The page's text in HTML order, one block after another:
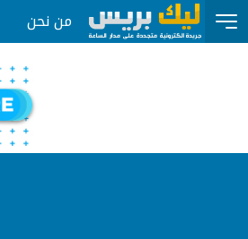
من نحن